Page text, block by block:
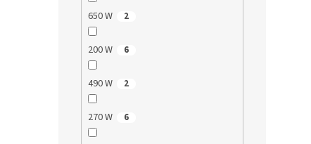
650 W 2
200 W 6
490 W 2
270 W 6